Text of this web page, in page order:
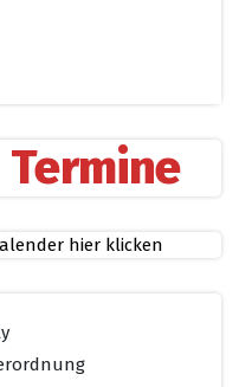
Termine
hier klicken